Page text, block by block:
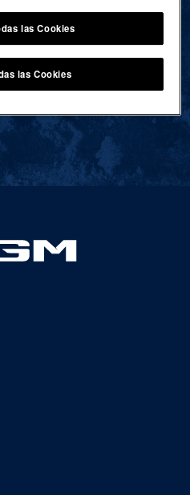
AL INICIO
las Cookies
las Cookies